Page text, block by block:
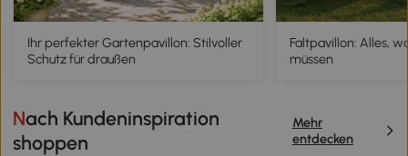
Ihr perfekter Gartenpavillon: Stilvoller
Schutz für draußen
Faltpavillon: Alles,
müssen
Nach Kundeninspiration
shoppen
Mehr
entdecken